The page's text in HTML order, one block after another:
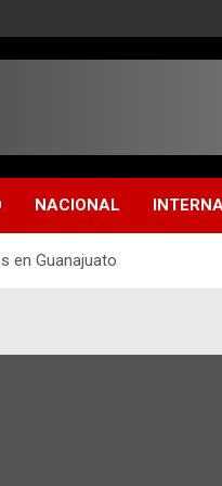
NACIONAL
en Guanajuato